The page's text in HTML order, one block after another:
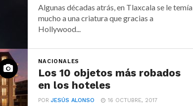
Algunas décadas atrás, en Tlaxcala se le temía
mucho a una criatura que gracias a
Hollywood...
NACIONALES
Los 10 objetos más robados
en los hoteles
PORJESÚS ALONSO 16 OCTUBRE, 2017